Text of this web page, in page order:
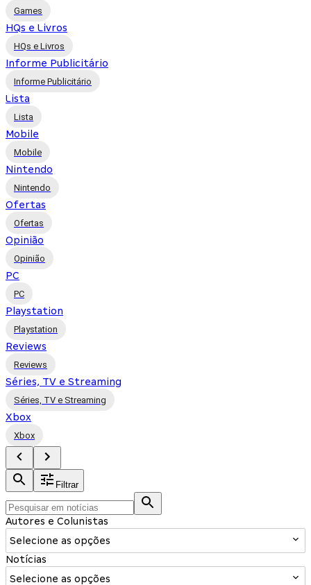
Games
HQs e Livros
HQs e Livros
Informe Publicitário
Informe Publicitário
Lista
Lista
Mobile
Mobile
Nintendo
Nintendo
Ofertas
Ofertas
Opinião
Opinião
PC
PC
Playstation
Playstation
Reviews
Reviews
Séries, TV e Streaming
Séries, TV e Streaming
Xbox
Xbox
Filtrar
Autores e Colunistas
Selecione as opções
Notícias
Selecione as opções